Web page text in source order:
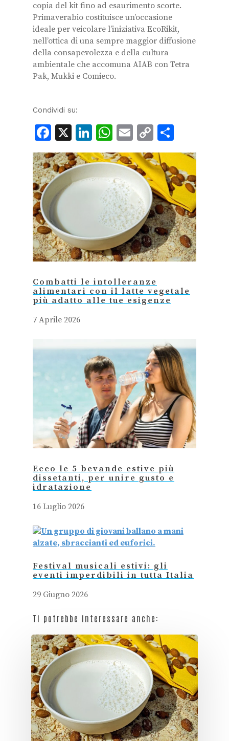
copia del kit fino ad esaurimento scorte.
Primaverabio costituisce un’occasione
ideale per veicolare l’iniziativa EcoRikit,
nell’ottica di una sempre maggior diffusione
della consapevolezza e della cultura
ambientale che accomuna AIAB con Tetra
Pak, Mukki e Comieco.
Condividi su:
Facebook
X LinkedIn
WhatsApp
Email
Copy
Link
Combatti le intolleranze
alimentari con il latte vegetale
più adatto alle tue esigenze
7 Aprile 2026
Ecco le 5 bevande estive più
dissetanti, per unire gusto e
idratazione
16 Luglio 2026
Festival musicali estivi: gli
eventi imperdibili in tutta Italia
29 Giugno 2026
Ti potrebbe interessare anche: